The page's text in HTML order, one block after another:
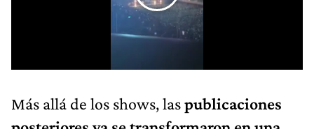
Más allá de los shows, laspublicaciones